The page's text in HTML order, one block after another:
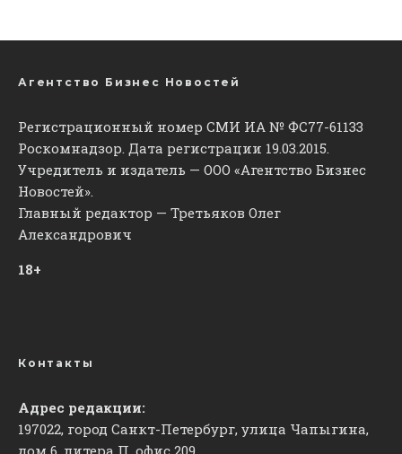
Агентство Бизнес Новостей
Регистрационный номер СМИ ИА № ФС77-61133
Роскомнадзор. Дата регистрации 19.03.2015.
Учредитель и издатель — ООО «Агентство Бизнес
Новостей».
Главный редактор — Третьяков Олег
Александрович
18+
Контакты
Адрес редакции:
197022, город Санкт-Петербург, улица Чапыгина,
дом 6, литера П, офис 209